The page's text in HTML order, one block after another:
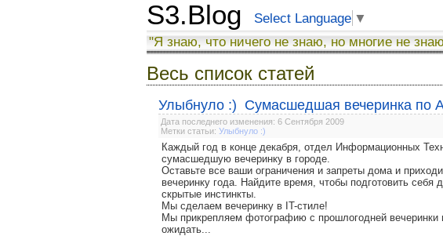
S3.Blog Select Language ▼
"Я знаю, что ничего не знаю, но многие не
Весь список статей
Улыбнуло :) Сумасшедшая вечеринка по
Дата последнего изменения: 6 Сентября 2009
Метки статьи: Улыбнуло :)
Каждый год в конце декабря, отдел Информационных
сумасшедшую вечеринку в городе.
Оставьте все ваши ограничения и запреты дома и
вечеринку года. Найдите время, чтобы подготовить
скрытые инстинкты.
Мы сделаем вечеринку в IT-стиле!
Мы прикрепляем фотографию с прошлогодней вечеринки
ожидать...